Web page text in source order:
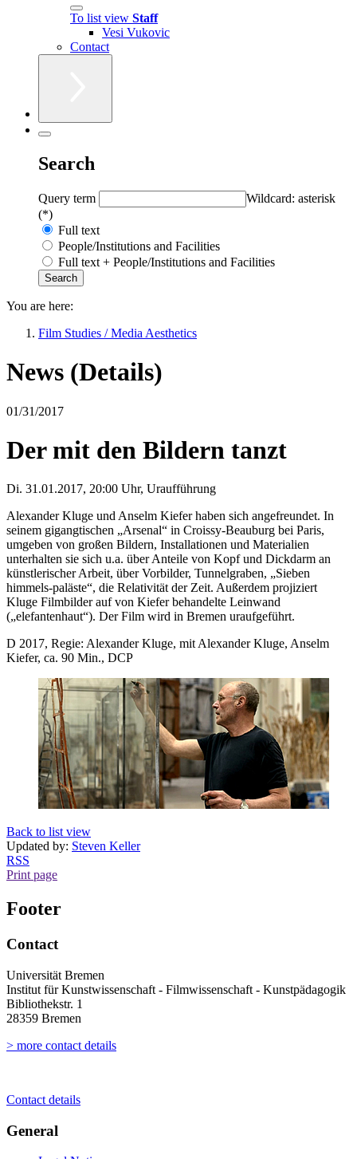
To list view Staff
Vesi Vukovic
Contact
Search
Query term
Wildcard: asterisk
(*)
Full text
People/Institutions and Facilities
Full text + People/Institutions and Facilities
You are here:
Film Studies / Media Aesthetics
News (Details)
01/31/2017
Der mit den Bildern tanzt
Di. 31.01.2017, 20:00 Uhr, Uraufführung
Alexander Kluge und Anselm Kiefer haben sich angefreundet. In
seinem gigangtischen „Arsenal“ in Croissy-Beauburg bei Paris,
umgeben von großen Bildern, Installationen und Materialien
unterhalten sie sich u.a. über Anteile von Kopf und Dickdarm an
künstlerischer Arbeit, über Vorbilder, Tunnelgraben, „Sieben
himmels-paläste“, die Relativität der Zeit. Außerdem projiziert
Kluge Filmbilder auf von Kiefer behandelte Leinwand
(„elefantenhaut“). Der Film wird in Bremen uraufgeführt.
D 2017, Regie: Alexander Kluge, mit Alexander Kluge, Anselm
Kiefer, ca. 90 Min., DCP
Back to list view
Updated by: Steven Keller
RSS
Print page
Footer
Contact
Universität Bremen
Institut für Kunstwissenschaft - Filmwissenschaft - Kunstpädagogik
Bibliothekstr. 1
28359 Bremen
> more contact details
Contact details
General